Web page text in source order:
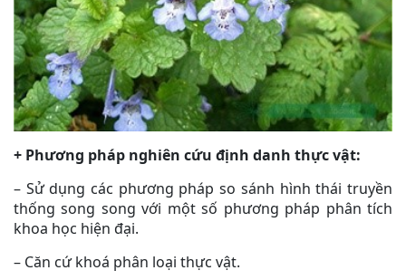
+ Phương pháp nghiên cứu định danh thực vật:
– Sử dụng các phương pháp so sánh hình thái truyền
thống song song với một số phương pháp phân tích
khoa học hiện đại.
– Căn cứ khoá phân loại thực vật.